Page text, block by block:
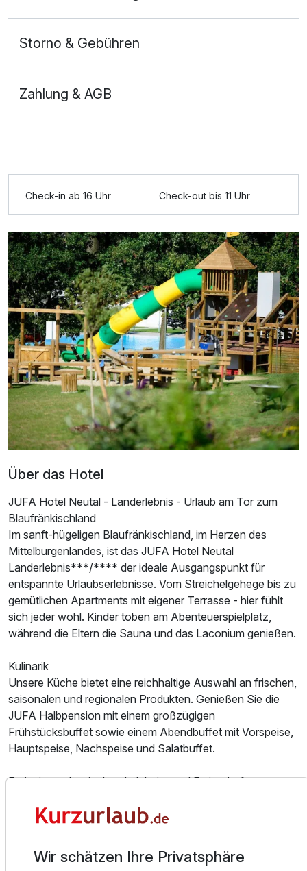
Doppelzimmer Basis
1 Erwachsenen und 1 Kind
Ausstattung
Für 6 Tage p.P. ab 475,00 €
Doppelzimmer zur Einzelnutzung
1 Erwachsenen
Storno & Gebühren
Zahlung & AGB
Check-in ab 16 Uhr Check-out bis 11 Uhr
Über das Hotel
JUFA Hotel Neutal - Landerlebnis - Urlaub am Tor zum
Blaufränkischland
Im sanft-hügeligen Blaufränkischland, im Herzen des
Mittelburgenlandes, ist das JUFA Hotel Neutal
Landerlebnis***/**** der ideale Ausgangspunkt für
entspannte Urlaubserlebnisse. Vom Streichelgehege bis zu
gemütlichen Apartments mit eigener Terrasse - hier fühlt
sich jeder wohl. Kinder toben am Abenteuerspielplatz,
während die Eltern die Sauna und das Laconium genießen.
Kulinarik
Unsere Küche bietet eine reichhaltige Auswahl an frischen,
saisonalen und regionalen Produkten. Genießen Sie die
JUFA Halbpension mit einem großzügigen
Frühstücksbuffet sowie einem Abendbuffet mit Vorspeise,
Hauptspeise, Nachspeise und Salatbuffet.
Freizeitangebot im Landerlebnis- und Feriendorf
Indoor-Spielerlebnis mit Boulderwand
Wir schätzen Ihre Privatsphäre